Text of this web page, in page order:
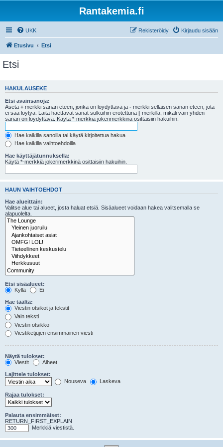
Rantakemia.fi
UKK Kirjaudu sisään
Rekisteröidy
Etusivu Etsi
Etsi
HAKULAUSEKE
Etsi avainsanoja:
Aseta + merkki sanan eteen, jonka on löydyttävä ja - merkki sellaisen sanan eteen, jota
ei saa löytyä. Laita haettavat sanat sulkuihin erotettuna |-merkillä, mikäli vain yhden
sanan on löydyttävä. Käytä *-merkkiä jokerimerkkinä osittaisiin hakuihin.
Hae kaikilla sanoilla tai käytä kirjoitettua hakua
Hae kaikilla vaihtoehdoilla
Hae käyttäjätunnuksella:
Käytä *-merkkiä jokerimerkkinä osittaisiin hakuihin.
HAUN VAIHTOEHDOT
Hae alueittain:
Valitse alue tai alueet, josta haluat etsiä. Sisäalueet voidaan hakea valitsemalla se
alapuolelta.
Etsi sisäalueet:
Kyllä
Ei
Hae täältä:
Viestin otsikot ja tekstit
Vain teksti
Viestin otsikko
Viestiketjujen ensimmäinen viesti
Näytä tulokset:
Viestit
Aiheet
Lajittele tulokset:
Nouseva
Laskeva
Rajaa tulokset:
Palauta ensimmäiset:
RETURN_FIRST_EXPLAIN
Merkkiä viestistä.